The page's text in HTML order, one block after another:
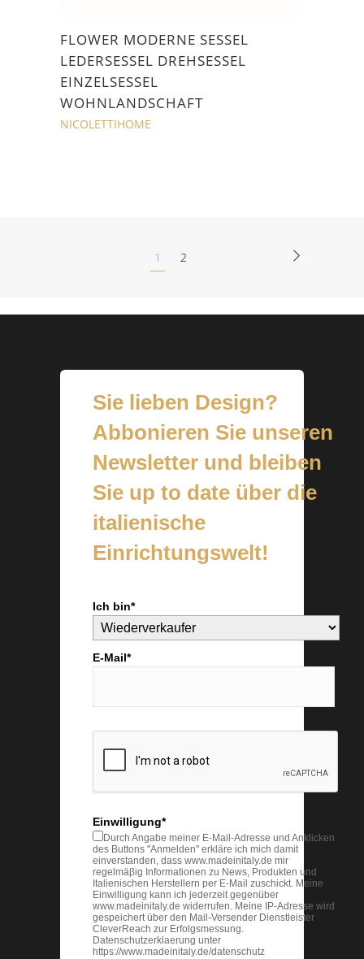
FLOWER MODERNE SESSEL
LEDERSESSEL DREHSESSEL
EINZELSESSEL
WOHNLANDSCHAFT
NICOLETTIHOME
1 2
Sie lieben Design?
Abbonieren Sie unseren
Newsletter und bleiben
Sie up to date über die
italienische
Einrichtungswelt!
Ich bin*
E-Mail*
Einwilligung*
Durch Angabe meiner E-Mail-Adresse und Anklicken
des Buttons "Anmelden" erkläre ich mich damit
einverstanden, dass www.madeinitaly.de mir
regelmäβig Informationen zu News, Produkten und
Italienischen Herstellern per E-Mail zuschickt. Meine
Einwilligung kann ich jederzeit gegenüber
www.madeinitaly.de widerrufen. Meine IP-Adresse wird
gespeichert über den Mail-Versender Dienstleister
CleverReach zur Erfolgsmessung.
Datenschutzerklaerung unter
https://www.madeinitaly.de/datenschutz